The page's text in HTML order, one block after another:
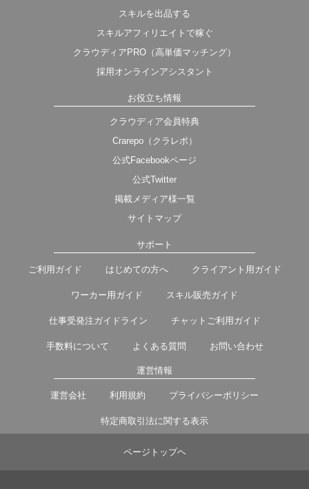
スキルを出品する
スキルアフィリエイトで稼ぐ
クラウディアPRO（高単価マッチング）
採用オンラインアシスタント
お役立ち情報
クラウディア会員特典
Crarepo（クラレポ）
公式Facebookページ
公式Twitter
掲載メディア様一覧
サイトマップ
サポート
ご利用ガイド はじめての方へ クライアント用ガイド
ワーカー用ガイド スキル販売ガイド
仕事受発注ガイドライン チャットご利用ガイド
手数料について よくある質問 お問い合わせ
運営情報
運営会社 利用規約 プライバシーポリシー
特定商取引法に関する表示
ページトップヘ